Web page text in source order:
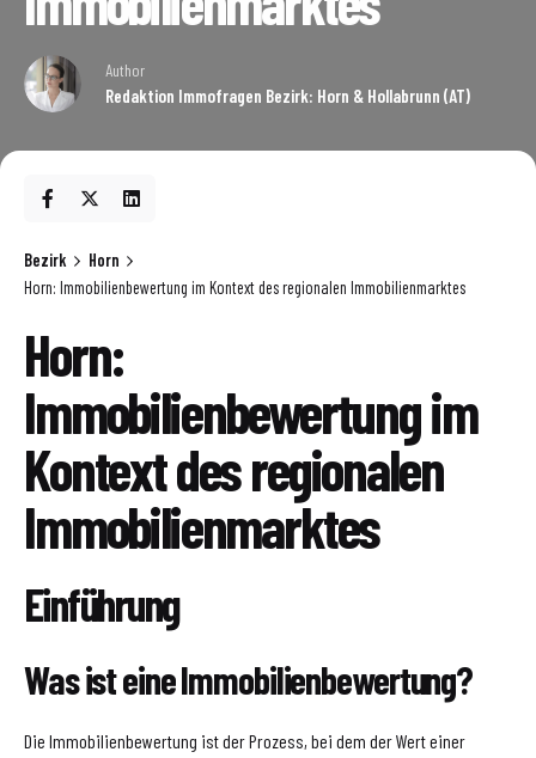
Author
Redaktion Immofragen Bezirk: Horn & Hollabrunn (AT)
Bezirk
Horn
Horn: Immobilienbewertung im Kontext des regionalen Immobilienmarktes
Horn:
Immobilienbewertung im
Kontext des regionalen
Immobilienmarktes
Einführung
Was ist eine Immobilienbewertung?
Die Immobilienbewertung ist der Prozess, bei dem der Wert einer